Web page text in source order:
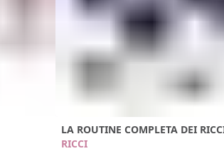
LA ROUTINE COMPLETA DEI
RICCI